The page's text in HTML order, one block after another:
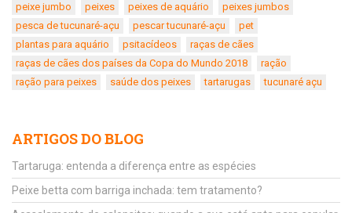
peixe jumbo
peixes peixes de aquário
peixes jumbos
pesca de tucunaré-açu
pescar tucunaré-açu
pet
plantas para aquário
psitacídeos
raças de cães
raças de cães dos países da Copa do Mundo 2018
ração
ração para peixes
saúde dos peixes tartarugas tucunaré açu
ARTIGOS DO BLOG
Tartaruga: entenda a diferença entre as espécies
Peixe betta com barriga inchada: tem tratamento?